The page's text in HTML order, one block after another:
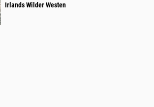
Irlands Wilder Westen